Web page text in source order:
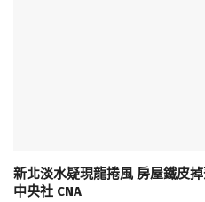
新北淡水疑現龍捲風 房屋鐵皮
中央社 CNA